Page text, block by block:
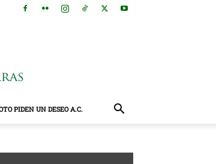
PIDEN UN DESEO A.C.